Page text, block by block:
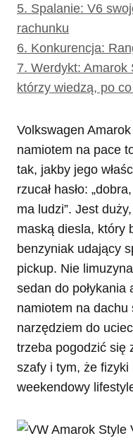
5. Spalanie: V6
rachunku
6. Konkurencja:
7. Werdykt: Amarok
którzy wiedzą, po
Volkswagen
namiotem na pace
tak, jakby jego
rzucał hasło:
ma ludzi”. Jest
maską diesla, który
benzyniak udający
pickup. Nie
sedan do połykania
namiotem na
narzędziem do
trzeba pogodzić się
szafy i tym, że
weekendowy